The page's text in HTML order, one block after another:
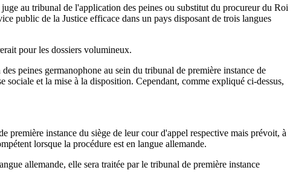
au tribunal de l'application des peines ou substitut du procureur du Roi
public de la Justice efficace dans un pays disposant de trois langues
pour les dossiers volumineux.
peines germanophone au sein du tribunal de première instance de
et la mise à la disposition. Cependant, comme expliqué ci-dessus,
première instance du siège de leur cour d'appel respective mais prévoit, à
lorsque la procédure est en langue allemande.
allemande, elle sera traitée par le tribunal de première instance